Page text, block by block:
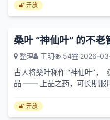
传...开放
整理 王明 54 2026-
古人将桑叶称作 “神仙叶”，
品 —— 上品之药，可长期服
心...开放